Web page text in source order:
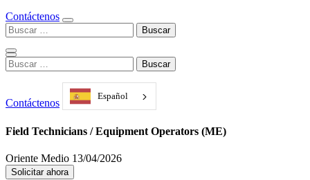
Contáctenos
Buscar:
Buscar:
Contáctenos
Español
Field Technicians / Equipment Operators (ME)
Oriente Medio 13/04/2026
Solicitar ahora